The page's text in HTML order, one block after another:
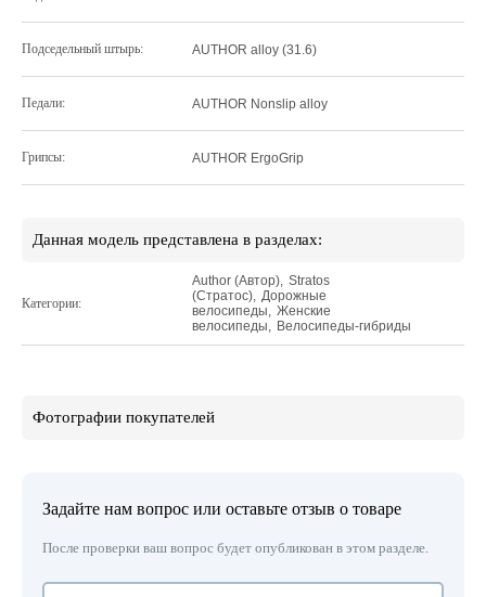
Подседельный штырь: AUTHOR alloy (31.6)
Педали: AUTHOR Nonslip alloy
Грипсы: AUTHOR ErgoGrip
Данная модель представлена в разделах:
Категории:
Author (Автор), Stratos
(Стратос), Дорожные
велосипеды, Женские
велосипеды, Велосипеды-гибриды
Фотографии покупателей
Задайте нам вопрос или оставьте отзыв о товаре
После проверки ваш вопрос будет опубликован в этом разделе.